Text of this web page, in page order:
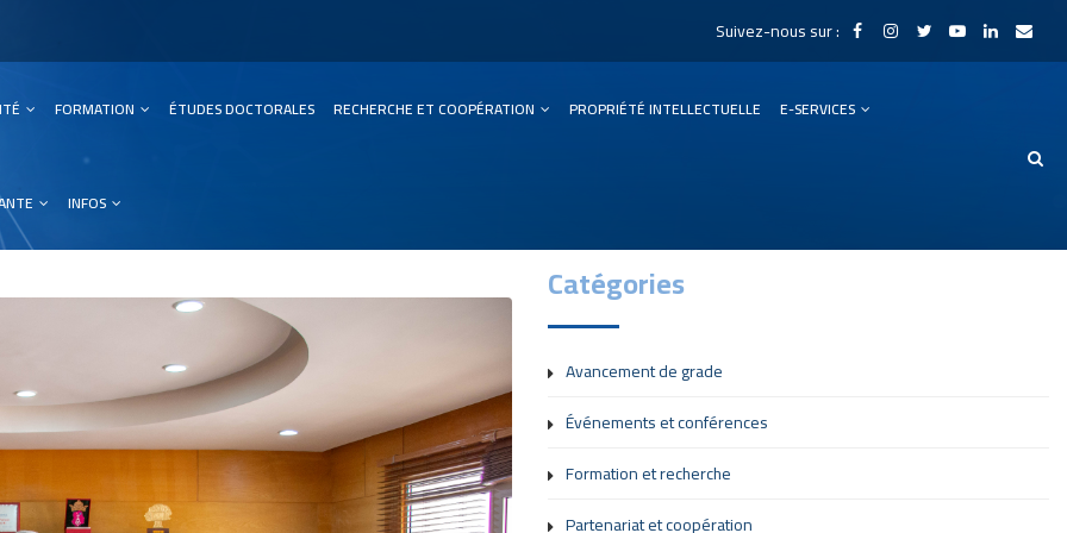
Suivez-nous sur :
FORMATION ÉTUDES DOCTORALES RECHERCHE ET COOPÉRATION PROPRIÉTÉ INTELLECTUELLE E-SERVICES
INFOS
Catégories
Avancement de grade
Événements et conférences
Formation et recherche
Partenariat et coopération